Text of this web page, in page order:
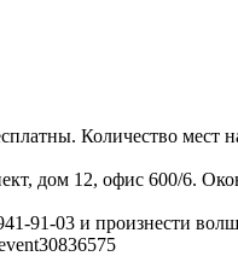
Количество мест
дом 12, офис 600/6.
91-03 и произнести